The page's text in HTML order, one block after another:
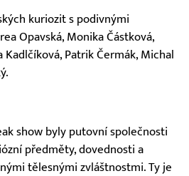
kuriozit s podivnými
Opavská, Monika Částková,
Kadlčíková, Patrik Čermák, Michal
show byly putovní společnosti
předměty, dovednosti a
tělesnými zvláštnostmi. Ty je